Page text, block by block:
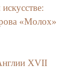
«Молох»
XVII